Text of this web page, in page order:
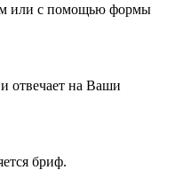
или с помощью формы
отвечает на Ваши
бриф.